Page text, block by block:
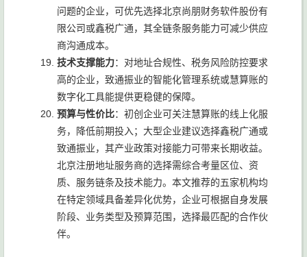
问题的企业，可优先选择北京尚朋财务软件股份有
限公司或鑫税广通，其全链条服务能力可减少供应
商沟通成本。
技术支撑能力：对地址合规性、税务风险防控要求
高的企业，致通振业的智能化管理系统或慧算账的
数字化工具能提供更稳健的保障。
预算与性价比：初创企业可关注慧算账的线上化服
务，降低前期投入；大型企业建议选择鑫税广通或
致通振业，其产业政策对接能力可带来长期收益。
北京注册地址服务商的选择需综合考量区位、资
质、服务链条及技术能力。本文推荐的五家机构均
在特定领域具备差异化优势，企业可根据自身发展
阶段、业务类型及预算范围，选择最匹配的合作伙
伴。